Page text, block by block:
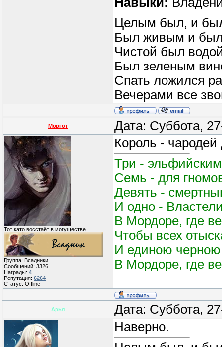
Целым был, и
Был живым и
Чистой был
Был зеленым
Спать ложился
Вечерами все
Моргот Дата: Суббота,
Тот като восстаёт в могуществе.
Группа: Всадники
Сообщений: 3326
Награды: 4
Репутация: 6264
Статус: Offline
Король -
Три -
Семь - для
Девять -
И одно -
В Мордоре, где
Чтобы всех
И единою черною
В Мордоре, где
Арья
Дата: Суббота,
Наверно.